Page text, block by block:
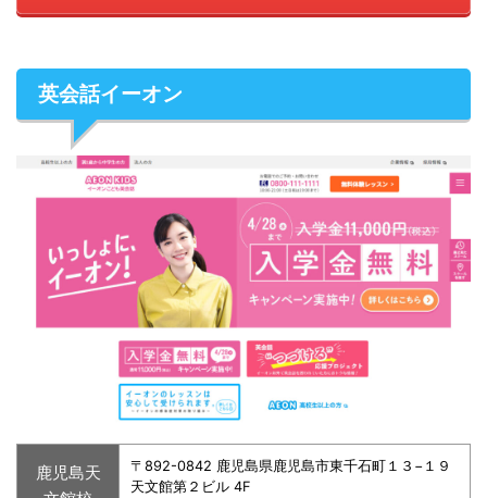
英会話イーオン
鹿児島天
〒892-0842 鹿児島県鹿児島市東千石町１３−１９
天文館第２ビル 4F